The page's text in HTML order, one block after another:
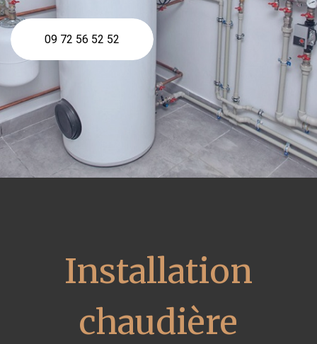
09 72 56 52 52
Installation
chaudière